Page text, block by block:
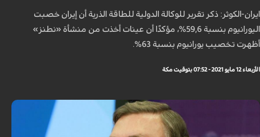
ايران-الكوثر: ذكر تقرير للوكالة الدولية للطاقة الذرية أن إيران خصبت
اليورانيوم بنسبة 59,6%، مؤكدًا أن عينات أخذت من منشأة «نطنز»
أظهرت تخصيب يورانيوم بنسبة 63%.
الأربعاء 12 مايو 2021 - 07:52 بتوقيت مكة